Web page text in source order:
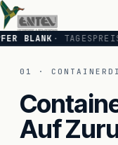
BLANK·
BIS
01 ·
Auf